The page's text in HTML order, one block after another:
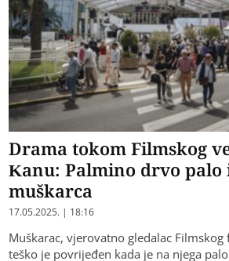
Drama tokom Filmskog
Kanu: Palmino drvo
muškarca
17.05.2025. | 18:16
Muškarac, vjerovatno gledalac Filmskog
teško je povrijeđen kada je na njega